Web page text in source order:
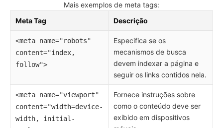
Mais exemplos de meta tags:
Meta Tag
Descrição
<meta name="robots"
content="index,
follow">
Especifica se os
mecanismos de busca
devem indexar a página e
seguir os links contidos nela.
<meta name="viewport"
content="width=device-
width, initial-
Fornece instruções sobre
como o conteúdo deve ser
exibido em dispositivos